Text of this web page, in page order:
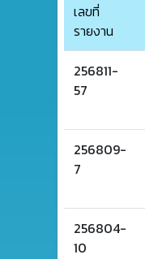
เลขที่
รายงาน
256811-
57
256809-
7
256804-
10